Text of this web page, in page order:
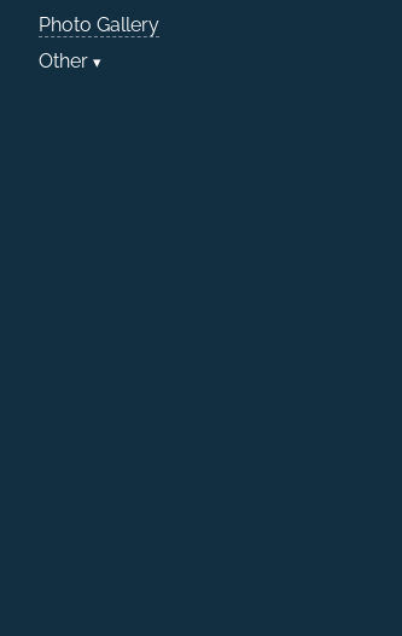
Photo Gallery
Other